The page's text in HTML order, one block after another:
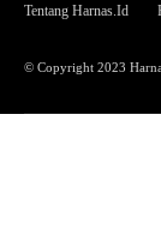
Tentang Harnas.Id
© Copyright 2023